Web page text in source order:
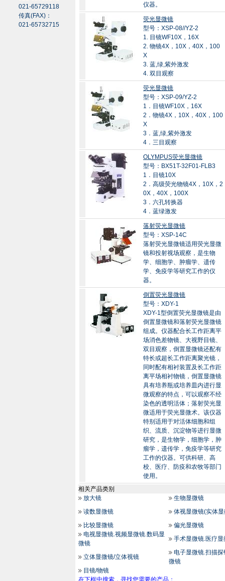
021-65729118
传真(FAX)：
021-65732715
仪器。
荧光显微镜
型号：XSP-08//YZ-2
1. 目镜WF10X，16X
2. 物镜4X，10X，40X，100
X
3. 蓝,绿,紫外激发
4. 双目观察
荧光显微镜
型号：XSP-09/YZ-2
1．目镜WF10X，16X
2．物镜4X，10X，40X，100
X
3．蓝,绿,紫外激发
4．三目观察
OLYMPUS荧光显微镜
型号：BX51T-32F01-FLB3
1．目镜10X
2．高级荧光物镜4X，10X，2
0X，40X，100X
3．六孔转换器
4．蓝绿激发
落射荧光显微镜
型号：XSP-14C
落射荧光显微镜适用荧光显微
镜和投射视场观察，是生物
学、细胞学、肿瘤学、遗传
学、免疫学等研究工作的仪
器。
倒置荧光显微镜
型号：XDY-1
XDY-1型倒置荧光显微镜是由
倒置显微镜和落射荧光显微镜
组成。仪器配合长工作距离平
场消色差物镜、大视野目镜、
双目观察，倒置显微镜还配有
特长或超长工作距离聚光镜，
同时配有相衬装置及长工作距
离平场相衬物镜，倒置显微镜
具有培养瓶或培养皿内进行显
微观察的特点，可以观察不经
染色的透明活体；落射荧光显
微适用于荧光显微术。该仪器
特别适用于对活体细胞和组
织、流质、沉淀物等进行显微
研究，是生物学，细胞学，肿
瘤学，遗传学，免疫学等研究
工作的仪器。可供科研、高
校、医疗、防疫和农牧等部门
使用。
相关产品类别
放大镜
生物显微镜
读数显微镜
体视显微镜(实体
比较显微镜
偏光显微镜
电视显微镜.视频显微镜.数码显
微镜
手术显微镜.医疗
立体显微镜/立体视镜
电子显微镜.扫描
微镜
目镜/物镜
在下框中搜索，寻找您需要的产品：